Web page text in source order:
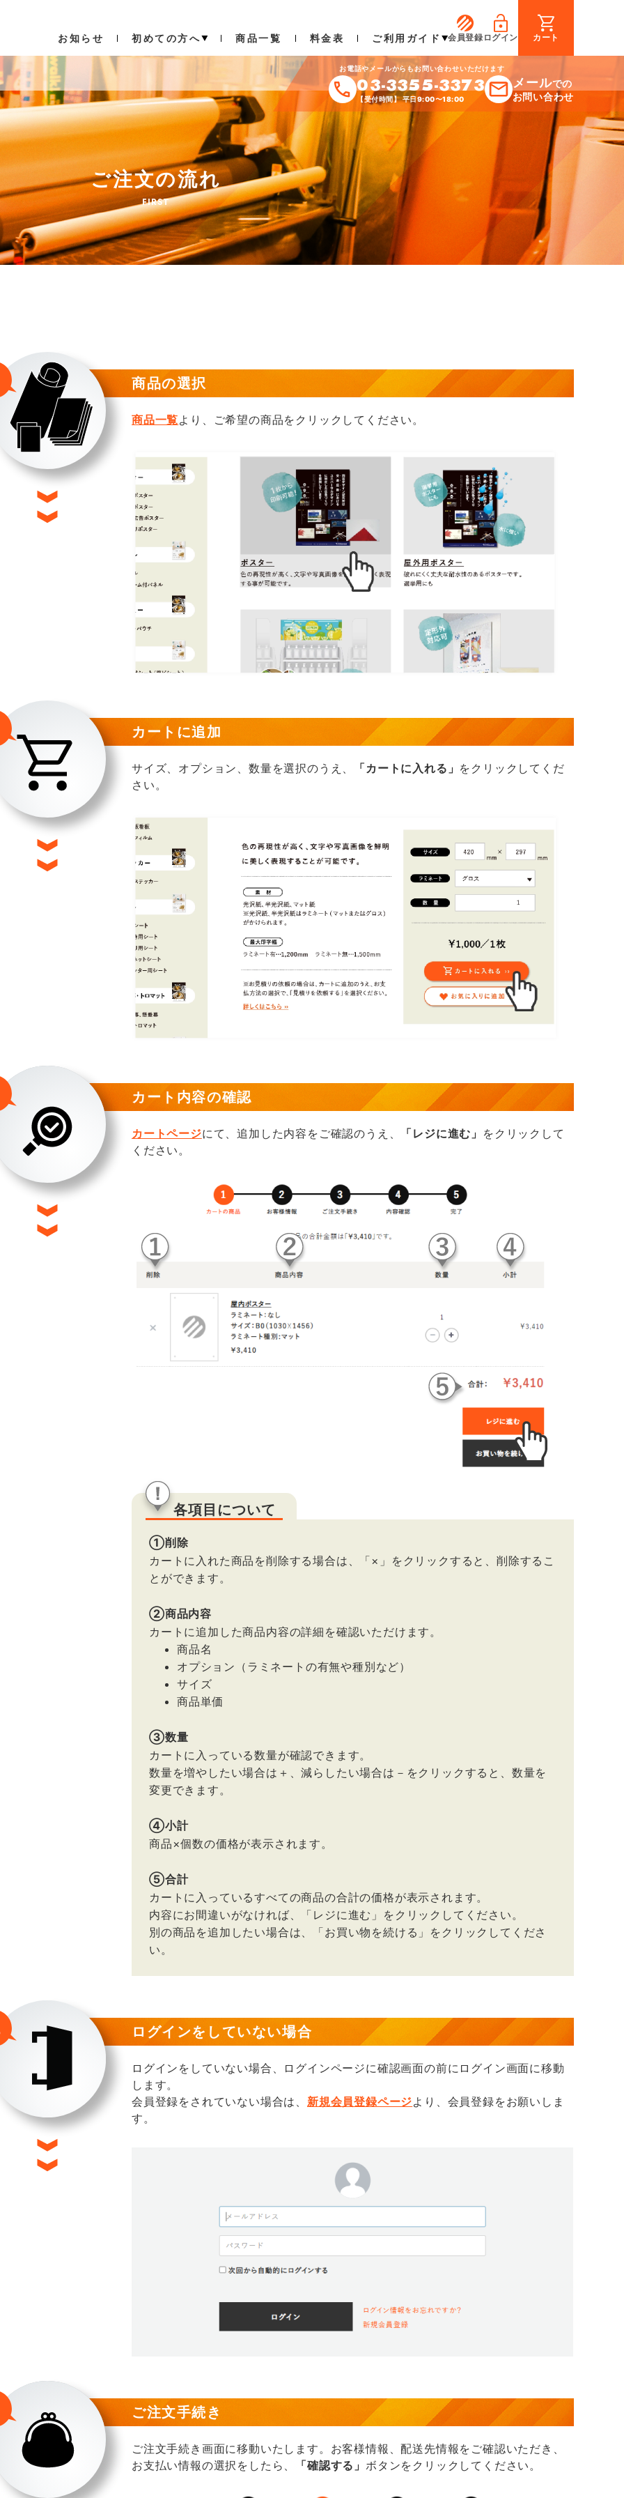
お知らせ 初めての方へ 商品一覧 料金表 ご利用ガイド 会員登録 ログイン カート
お電話やメールからもお問い合わせいただけます
03-3355-3373
【受付時間】 平日9:00〜18:00
メールでの
お問い合わせ
ご注文の流れ
FIRST
商品の選択
商品一覧より、ご希望の商品をクリックしてください。
カートに追加
サイズ、オプション、数量を選択のうえ、 「カートに入れる」 をクリックしてくだ
さい。
カート内容の確認
カートページにて、追加した内容をご確認のうえ、 「レジに進む」 をクリックして
ください。
各項目について
①削除
カートに入れた商品を削除する場合は、「×」をクリックすると、削除するこ
とができます。
②商品内容
カートに追加した商品内容の詳細を確認いただけます。
商品名
オプション（ラミネートの有無や種別など）
サイズ
商品単価
③数量
カートに入っている数量が確認できます。
数量を増やしたい場合は＋、減らしたい場合は－をクリックすると、数量を
変更できます。
④小計
商品×個数の価格が表示されます。
⑤合計
カートに入っているすべての商品の合計の価格が表示されます。
内容にお間違いがなければ、「レジに進む」をクリックしてください。
別の商品を追加したい場合は、「お買い物を続ける」をクリックしてくださ
い。
ログインをしていない場合
ログインをしていない場合、ログインページに確認画面の前にログイン画面に移動
します。
会員登録をされていない場合は、 新規会員登録ページより、会員登録をお願いしま
す。
ご注文手続き
ご注文手続き画面に移動いたします。お客様情報、配送先情報をご確認いただき、
お支払い情報の選択をしたら、
「確認する」ボタンをクリックしてください。